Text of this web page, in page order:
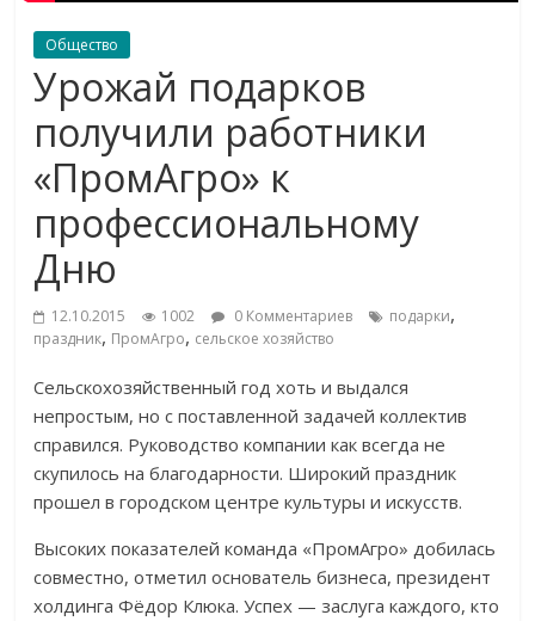
Общество
Урожай подарков
получили работники
«ПромАгро» к
профессиональному
Дню
12.10.2015 1002 0 Комментариев подарки,
праздник, ПромАгро, сельское хозяйство
Сельскохозяйственный год хоть и выдался
непростым, но с поставленной задачей коллектив
справился. Руководство компании как всегда не
скупилось на благодарности. Широкий праздник
прошел в городском центре культуры и искусств.
Высоких показателей команда «ПромАгро» добилась
совместно, отметил основатель бизнеса, президент
холдинга Фёдор Клюка. Успех — заслуга каждого, кто